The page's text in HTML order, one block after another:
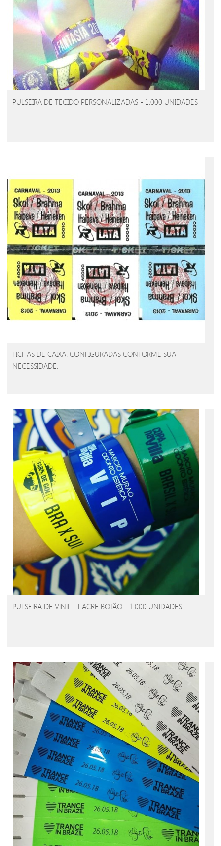
PULSEIRA DE TECIDO PERSONALIZADAS - 1.000 UNIDADES
FICHAS DE CAIXA. CONFIGURADAS CONFORME SUA
NECESSIDADE.
PULSEIRA DE VINIL - LACRE BOTÃO - 1.000 UNIDADES